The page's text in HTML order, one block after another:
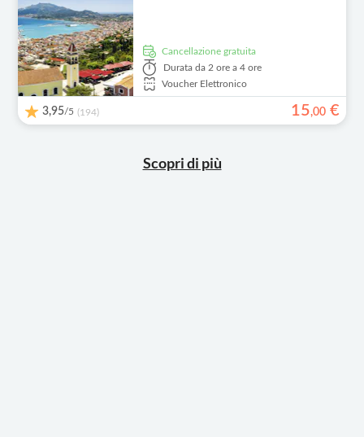
Cancellazione gratuita
Durata da 2 ore a 4 ore
Voucher Elettronico
3,95/5 (194) 15,00 €
Scopri di più